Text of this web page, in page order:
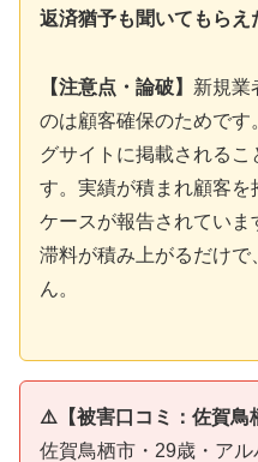
返済猶予も聞いてもらえ
【注意点・論破】 新規業
のは顧客確保のためで
グサイトに掲載される
す。実績が積まれ顧客を
ケースが報告されてい
滞料が積み上がるだけ
ん。
⚠️【被害口コミ：佐賀鳥
佐賀鳥栖市・29歳・ア